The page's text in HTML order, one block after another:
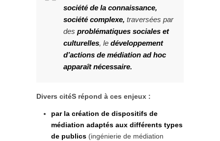
société de la connaissance,
société complexe, traversées par
des problématiques sociales et
culturelles, le développement
d’actions de médiation ad hoc
apparaît nécessaire.
Divers citéS répond à ces enjeux :
par la création de dispositifs de
médiation adaptés aux différents types
de publics (ingénierie de médiation